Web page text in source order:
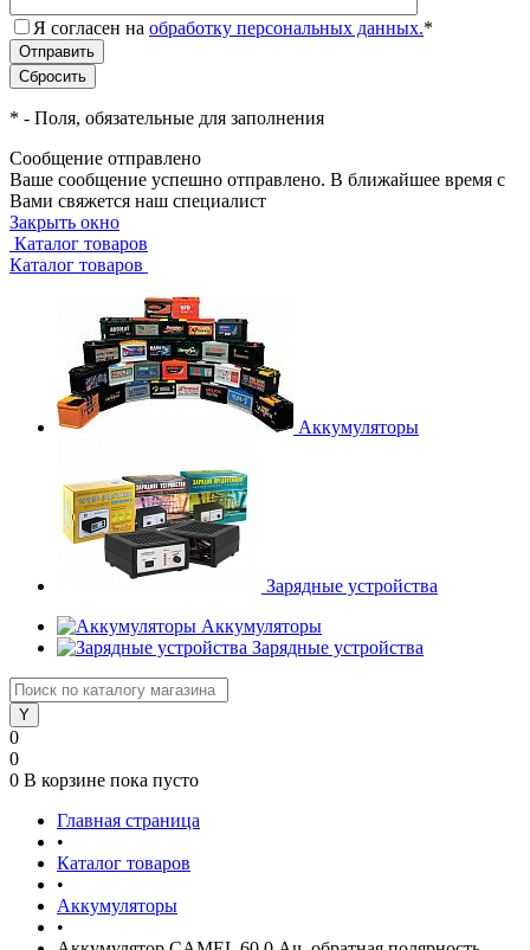
Я согласен на обработку персональных данных.*
* - Поля, обязательные для заполнения
Сообщение отправлено
Ваше сообщение успешно отправлено. В ближайшее время с
Вами свяжется наш специалист
Закрыть окно
Каталог товаров
Каталог товаров
Аккумуляторы
Зарядные устройства
Аккумуляторы
Зарядные устройства
0
0
0 В корзине пока пусто
Главная страница
•
Каталог товаров
•
Аккумуляторы
•